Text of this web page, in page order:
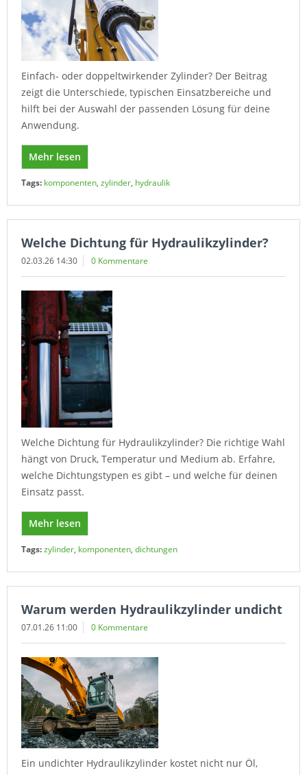
Einfach- oder doppeltwirkender Zylinder? Der Beitrag
zeigt die Unterschiede, typischen Einsatzbereiche und
hilft bei der Auswahl der passenden Lösung für deine
Anwendung.
Mehr lesen
Tags: komponenten, zylinder, hydraulik
Welche Dichtung für Hydraulikzylinder?
02.03.26 14:30 0 Kommentare
Welche Dichtung für Hydraulikzylinder? Die richtige Wahl
hängt von Druck, Temperatur und Medium ab. Erfahre,
welche Dichtungstypen es gibt – und welche für deinen
Einsatz passt.
Mehr lesen
Tags:zylinder, komponenten, dichtungen
Warum werden Hydraulikzylinder undicht
07.01.26 11:00 0 Kommentare
Ein undichter Hydraulikzylinder kostet nicht nur Öl,